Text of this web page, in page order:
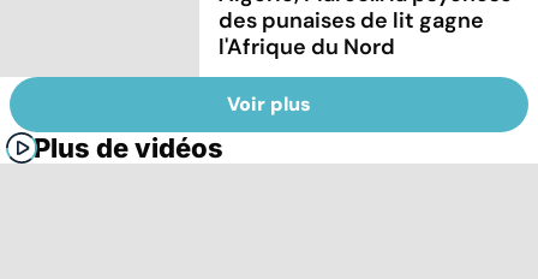
des punaises de lit gagne
l'Afrique du Nord
Voir plus
Plus de vidéos